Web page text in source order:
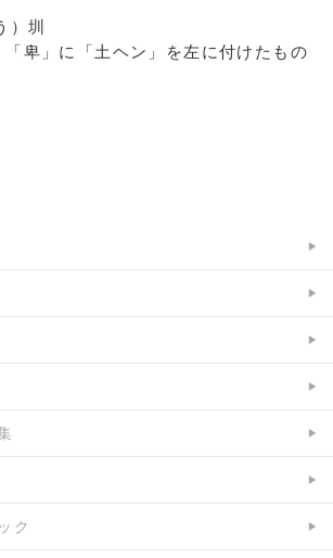
）圳
卑」に「土ヘン」を左に付けたもの
ク